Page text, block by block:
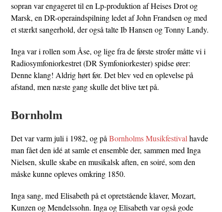
sopran var engageret til en Lp-produktion af Heises Drot og
Marsk, en DR-operaindspilning ledet af John Frandsen og med
et stærkt sangerhold, der også talte Ib Hansen og Tonny Landy.
Inga var i rollen som Åse, og lige fra de første strofer måtte vi i
Radiosymfoniorkestret (DR Symfoniorkester) spidse ører:
Denne klang! Aldrig hørt før. Det blev ved en oplevelse på
afstand, men næste gang skulle det blive tæt på.
Bornholm
Det var varm juli i 1982, og påBornholms Musikfestivalhavde
man fået den idé at samle et ensemble der, sammen med Inga
Nielsen, skulle skabe en musikalsk aften, en soiré, som den
måske kunne opleves omkring 1850.
Inga sang, med Elisabeth på et opretstående klaver, Mozart,
Kunzen og Mendelssohn. Inga og Elisabeth var også gode